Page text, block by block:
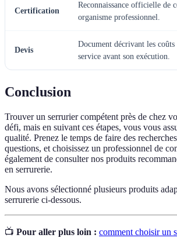
Certification
Reconnaissance officielle de
organisme professionnel.
Devis
Document décrivant les coûts
service avant son exécution.
Conclusion
Trouver un serrurier compétent près de chez
défi, mais en suivant ces étapes, vous vous
qualité. Prenez le temps de faire des
questions, et choisissez un professionnel de
également de consulter nos produits
en serrurerie.
Nous avons sélectionné plusieurs produits
serrurerie ci-dessous.
📺 Pour aller plus loin : comment choisir un